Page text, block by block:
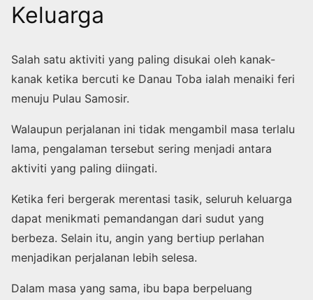
Keluarga
Salah satu aktiviti yang paling disukai oleh kanak-
kanak ketika bercuti ke Danau Toba ialah menaiki feri
menuju Pulau Samosir.
Walaupun perjalanan ini tidak mengambil masa terlalu
lama, pengalaman tersebut sering menjadi antara
aktiviti yang paling diingati.
Ketika feri bergerak merentasi tasik, seluruh keluarga
dapat menikmati pemandangan dari sudut yang
berbeza. Selain itu, angin yang bertiup perlahan
menjadikan perjalanan lebih selesa.
Dalam masa yang sama, ibu bapa berpeluang